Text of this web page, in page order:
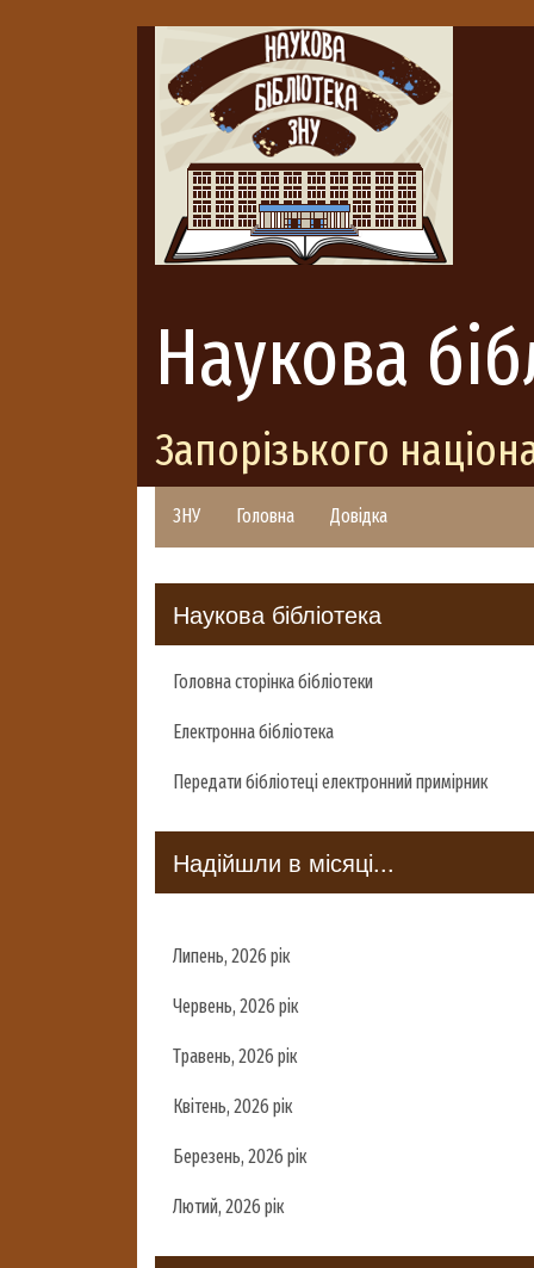
Наукова
Запорізького
ЗНУ Головна Довідка
Наукова бібліотека
Головна сторінка бібліотеки
Електронна бібліотека
Передати бібліотеці електронний примірник
Надійшли в місяці...
Липень, 2026 рік
Червень, 2026 рік
Травень, 2026 рік
Квітень, 2026 рік
Березень, 2026 рік
Лютий, 2026 рік